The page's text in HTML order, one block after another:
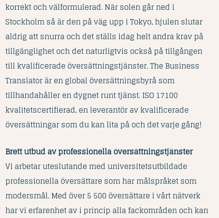
korrekt och välformulerad. När solen går ned i
Stockholm så är den på väg upp i Tokyo, hjulen slutar
aldrig att snurra och det ställs idag helt andra krav på
tillgänglighet och det naturligtvis också på tillgången
till kvalificerade översättningstjänster. The Business
Translator är en global översättningsbyrå som
tillhandahåller en dygnet runt tjänst. ISO 17100
kvalitetscertifierad, en leverantör av kvalificerade
översättningar som du kan lita på och det varje gång!
Brett utbud av professionella översättningstjänster
Vi arbetar uteslutande med universitetsutbildade
professionella översättare som har målspråket som
modersmål. Med över 5 500 översättare i vårt nätverk
har vi erfarenhet av i princip alla fackområden och kan